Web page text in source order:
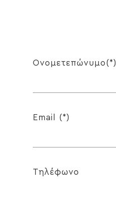
Ονομετεπώνυμο(*)
Email (*)
Τηλέφωνο